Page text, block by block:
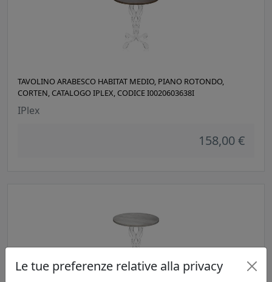
TAVOLINO ARABESCO HABITAT MEDIO, PIANO ROTONDO,
CORTEN, CATALOGO IPLEX, CODICE I0020603638I
IPlex
158,00 €
Le tue preferenze relative alla privacy